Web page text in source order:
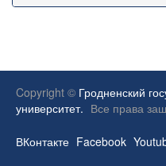
Copyright © Гродненский
университет. Все права
ВКонтакте Facebook